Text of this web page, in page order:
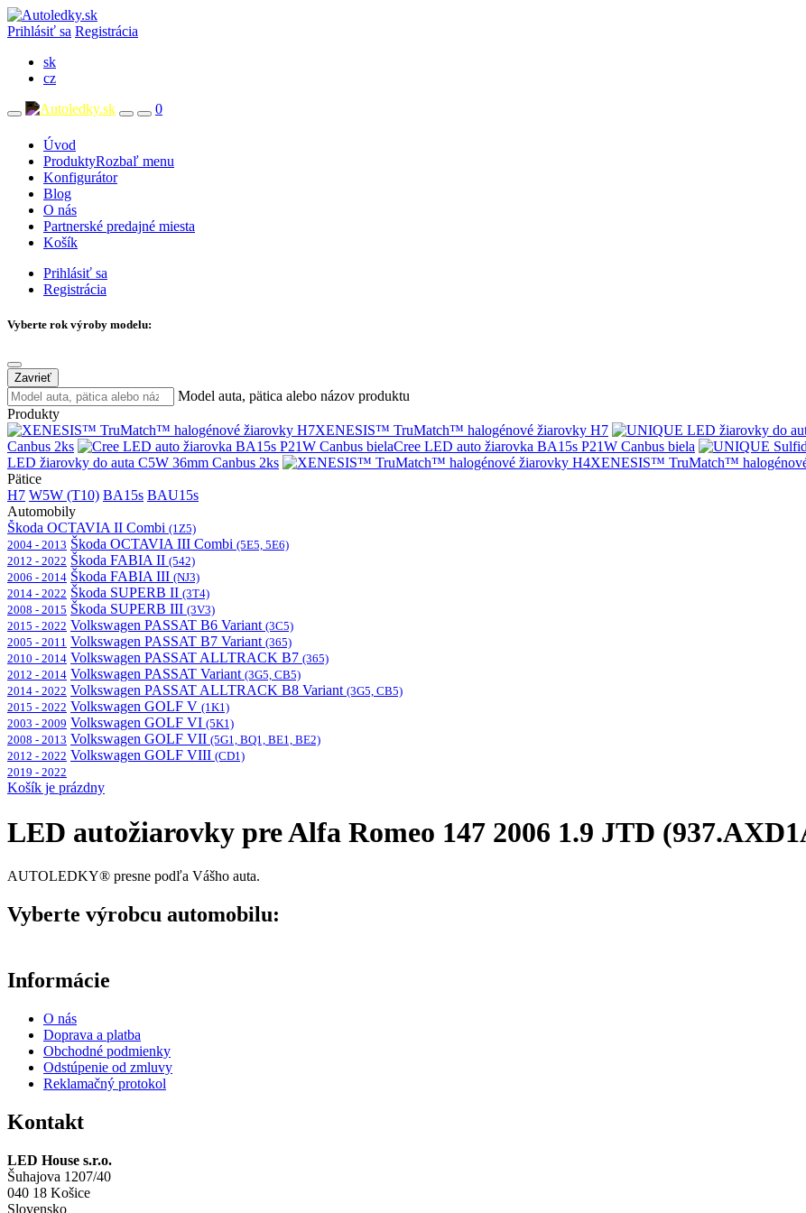
Prihlásiť sa Registrácia
sk
cz
0
Úvod
ProduktyRozbaľ menu
Konfigurátor
Blog
O nás
Partnerské predajné miesta
Košík
Prihlásiť sa
Registrácia
Vyberte rok výroby modelu:
Zavrieť
Model auta, pätica alebo názov produktu
Produkty
XENESIS™ TruMatch™ halogénové žiarovky H7
Canbus 2ks
Cree LED auto žiarovka BA15s P21W Canbus biela
LED žiarovky do auta C5W 36mm Canbus 2ks
XENESIS™ TruMatch™
Pätice
H7 W5W (T10) BA15s BAU15s
Automobily
Škoda OCTAVIA II Combi (1Z5)
2004 - 2013 Škoda OCTAVIA III Combi (5E5, 5E6)
2012 - 2022 Škoda FABIA II (542)
2006 - 2014 Škoda FABIA III (NJ3)
2014 - 2022 Škoda SUPERB II (3T4)
2008 - 2015 Škoda SUPERB III (3V3)
2015 - 2022 Volkswagen PASSAT B6 Variant (3C5)
2005 - 2011 Volkswagen PASSAT B7 Variant (365)
2010 - 2014 Volkswagen PASSAT ALLTRACK B7 (365)
2012 - 2014 Volkswagen PASSAT Variant (3G5, CB5)
2014 - 2022 Volkswagen PASSAT ALLTRACK B8 Variant (3G5, CB5)
2015 - 2022 Volkswagen GOLF V (1K1)
2003 - 2009 Volkswagen GOLF VI (5K1)
2008 - 2013 Volkswagen GOLF VII (5G1, BQ1, BE1, BE2)
2012 - 2022 Volkswagen GOLF VIII (CD1)
2019 - 2022
Košík je prázdny
LED autožiarovky pre Alfa Romeo 147 2006 1.9 JTD
AUTOLEDKY® presne podľa Vášho auta.
Vyberte výrobcu automobilu:
Informácie
O nás
Doprava a platba
Obchodné podmienky
Odstúpenie od zmluvy
Reklamačný protokol
Kontakt
LED House s.r.o.
Šuhajova 1207/40
040 18 Košice
Slovensko